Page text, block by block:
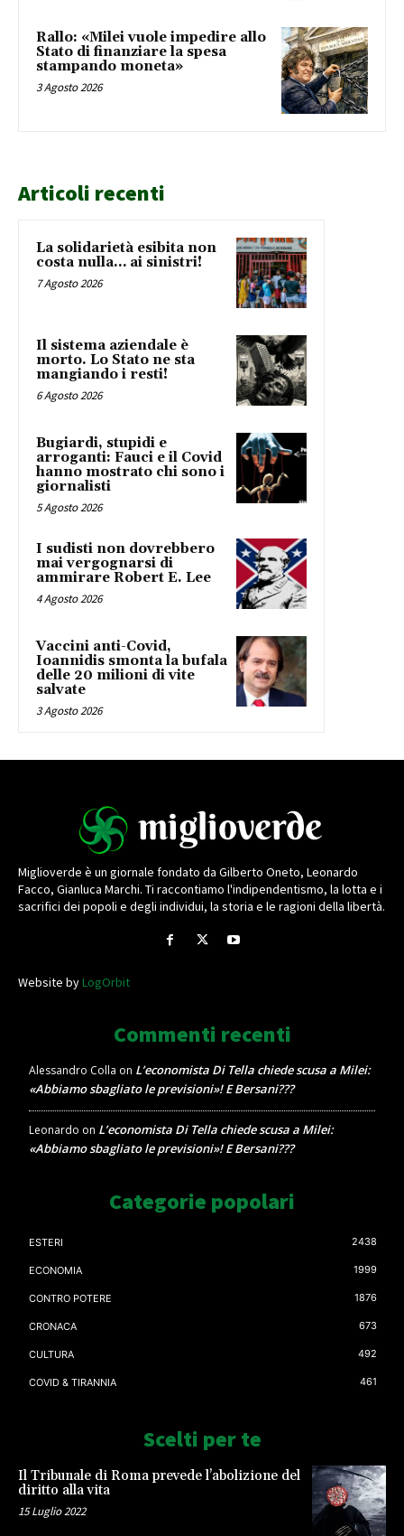
Rallo: «Milei vuole impedire allo
Stato di finanziare la spesa
stampando moneta»
3 Agosto 2026
Articoli recenti
La solidarietà esibita non
costa nulla… ai sinistri!
7 Agosto 2026
Il sistema aziendale è
morto. Lo Stato ne sta
mangiando i resti!
6 Agosto 2026
Bugiardi, stupidi e
arroganti: Fauci e il Covid
hanno mostrato chi sono i
giornalisti
5 Agosto 2026
I sudisti non dovrebbero
mai vergognarsi di
ammirare Robert E. Lee
4 Agosto 2026
Vaccini anti-Covid,
Ioannidis smonta la bufala
delle 20 milioni di vite
salvate
3 Agosto 2026
Miglioverde è un giornale fondato da Gilberto Oneto, Leonardo
Facco, Gianluca Marchi. Ti raccontiamo l'indipendentismo, la lotta e i
sacrifici dei popoli e degli individui, la storia e le ragioni della libertà.
Website byLogOrbit
Commenti recenti
Alessandro Colla on L’economista Di Tella chiede scusa a Milei:
«Abbiamo sbagliato le previsioni»! E Bersani???
Leonardo on L’economista Di Tella chiede scusa a Milei:
«Abbiamo sbagliato le previsioni»! E Bersani???
Categorie popolari
ESTERI 2438
ECONOMIA 1999
CONTRO POTERE 1876
CRONACA 673
CULTURA 492
COVID & TIRANNIA 461
Scelti per te
Il Tribunale di Roma prevede l’abolizione del
diritto alla vita
15 Luglio 2022